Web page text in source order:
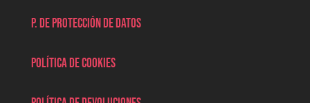
P. de protección de datos
Política de cookies